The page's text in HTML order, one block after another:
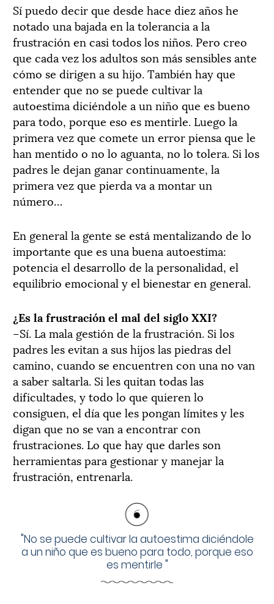
Sí puedo decir que desde hace diez años he
notado una bajada en la tolerancia a la
frustración en casi todos los niños. Pero creo
que cada vez los adultos son más sensibles ante
cómo se dirigen a su hijo. También hay que
entender que no se puede cultivar la
autoestima diciéndole a un niño que es bueno
para todo, porque eso es mentirle. Luego la
primera vez que comete un error piensa que le
han mentido o no lo aguanta, no lo tolera. Si los
padres le dejan ganar continuamente, la
primera vez que pierda va a montar un
número…
En general la gente se está mentalizando de lo
importante que es una buena autoestima:
potencia el desarrollo de la personalidad, el
equilibrio emocional y el bienestar en general.
¿Es la frustración el mal del siglo XXI?
–Sí. La mala gestión de la frustración. Si los
padres les evitan a sus hijos las piedras del
camino, cuando se encuentren con una no van
a saber saltarla. Si les quitan todas las
dificultades, y todo lo que quieren lo
consiguen, el día que les pongan límites y les
digan que no se van a encontrar con
frustraciones. Lo que hay que darles son
herramientas para gestionar y manejar la
frustración, entrenarla.
"No se puede cultivar la autoestima diciéndole
a un niño que es bueno para todo, porque eso
es mentirle "